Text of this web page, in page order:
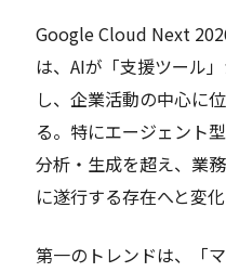
Google Cloud Next
は、AIが「支援ツール
し、企業活動の中心に
る。特にエージェント
分析・生成を超え、業
に遂行する存在へと変化
第一のトレンドは、「